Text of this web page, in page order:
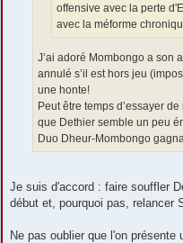
offensive avec la perte
avec la méforme
J’ai adoré Mombongo a son
annulé s’il est hors jeu
une honte!
Peut être temps d’essayer
que Dethier semble un peu
Duo Dheur-Mombongo
Je suis d'accord : faire souffler
début et, pourquoi pas, relancer
Ne pas oublier que l'on